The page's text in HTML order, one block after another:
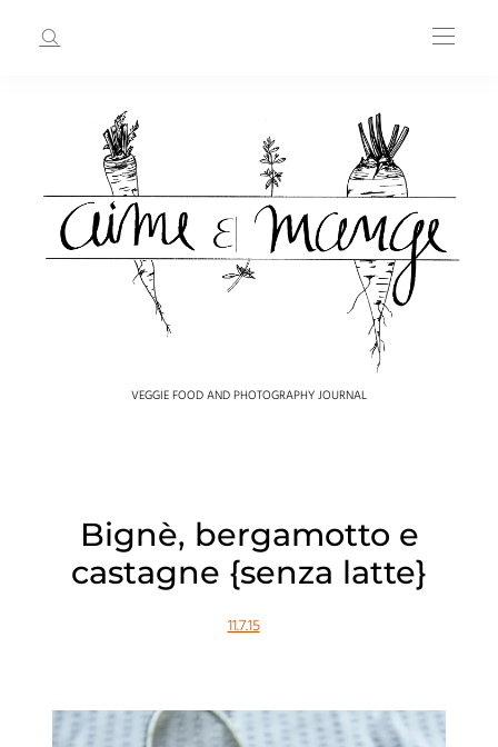
VEGGIE FOOD AND PHOTOGRAPHY JOURNAL
Bignè, bergamotto e
castagne {senza latte}
11.7.15